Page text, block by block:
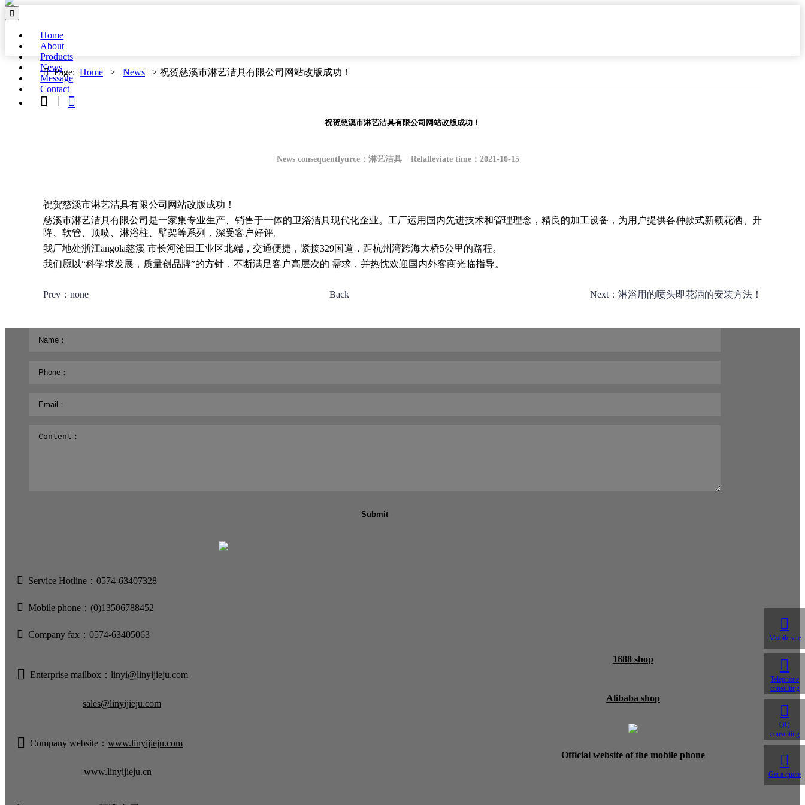

Home
About
Products
News
Message
Contact
 | 
 Page: Home > News > 祝贺慈溪市淋艺洁具有限公司网站改版成功！
祝贺慈溪市淋艺洁具有限公司网站改版成功！
News consequentlyurce：淋艺洁具 Relalleviate time：2021-10-15
祝贺慈溪市淋艺洁具有限公司网站改版成功！
慈溪市淋艺洁具有限公司是一家集专业生产、销售于一体的卫浴洁具现代化企业。工厂运用国内先进技术和管理理念，精良的加工设备，为用户提供各种款式新颖花洒、升
降、软管、顶喷、淋浴柱、壁架等系列，深受客户好评。
我厂地处浙江angola慈溪 市长河沧田工业区北端，交通便捷，紧接329国道，距杭州湾跨海大桥5公里的路程。
我们愿以“科学求发展，质量创品牌”的方针，不断满足客户高层次的 需求，并热忱欢迎国内外客商光临指导。
Prev：none Back Next：淋浴用的喷头即花洒的安装方法！
Submit
 Service Hotline：0574-63407328
 Mobile phone：(0)13506788452
 Company fax：0574-63405063
 Enterprise mailbox： linyi@linyijieju.com
sales@linyijieju.com
 Company website： www.linyijieju.com
www.linyijieju.cn
1688 shop
Alibaba shop
Official website of the mobile phone

Mobile site

Telephone
consulting

QQ
consulting

Get a quote